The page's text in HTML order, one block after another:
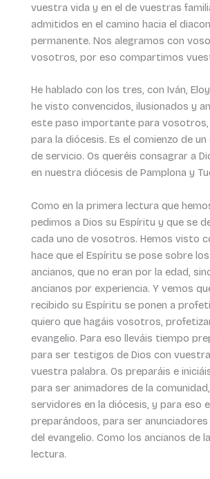
vuestra vida y en el de vuestras
admitidos en el camino hacia el
permanente. Nos alegramos con
vosotros, por eso compartimos
He hablado con los tres, con Iván,
he visto convencidos, ilusionados y
este paso importante para
para la diócesis. Es el comienzo de
de servicio. Os queréis consagrar a
en nuestra diócesis de Pamplona y
Como en la primera lectura que
pedimos a Dios su Espíritu y que se
cada uno de vosotros. Hemos visto
hace que el Espíritu se pose sobre
ancianos, que no eran por la edad,
ancianos por experiencia. Y vemos
recibido su Espíritu se ponen a
quiero que hagáis vosotros,
evangelio. Para eso lleváis tiempo
para ser testigos de Dios con
vuestra palabra. Os preparáis e
para ser animadores de la
servidores en la diócesis, y para eso
preparándoos, para ser anunciadores
del evangelio. Como los ancianos de
lectura.